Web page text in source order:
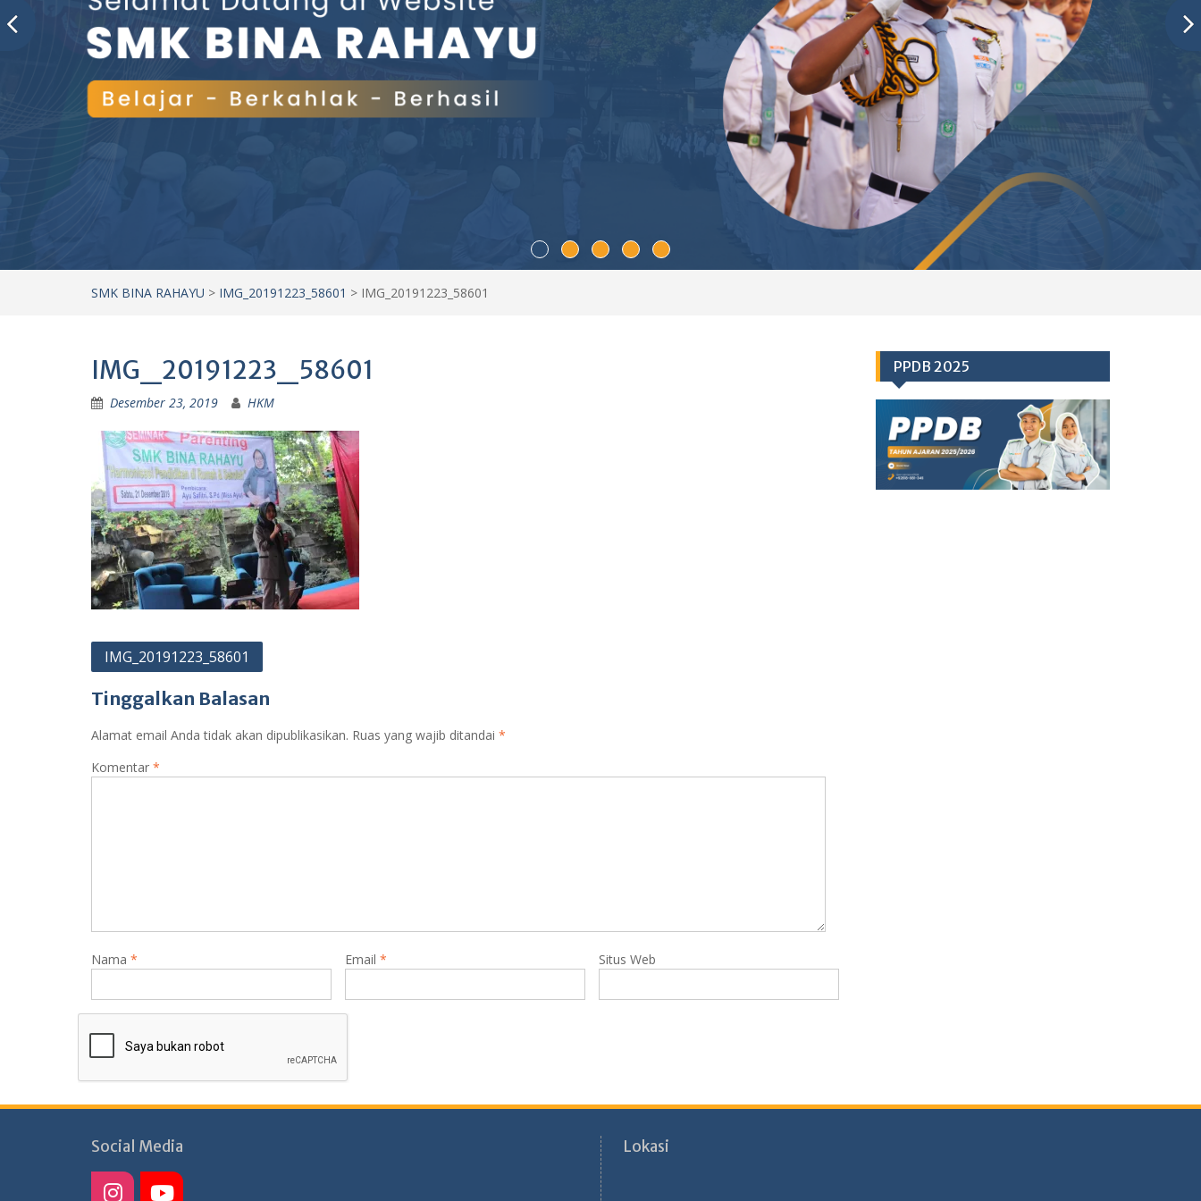
SMK BINA RAHAYU > IMG_20191223_58601 > IMG_20191223_58601
IMG_20191223_58601
Desember 23, 2019 HKM
Navigasi
IMG_20191223_58601
Tinggalkan Balasan
Alamat email Anda tidak akan dipublikasikan. Ruas yang wajib ditandai *
Komentar *
Nama * Email * Situs Web
PPDB 2025
Social Media Lokasi